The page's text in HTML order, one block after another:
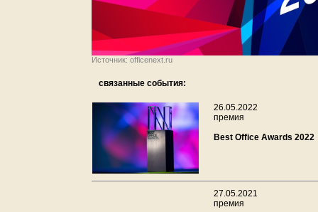
Источник: officenext.ru
связанные события:
26.05.2022
премия
Best Office Awards 2022
27.05.2021
премия